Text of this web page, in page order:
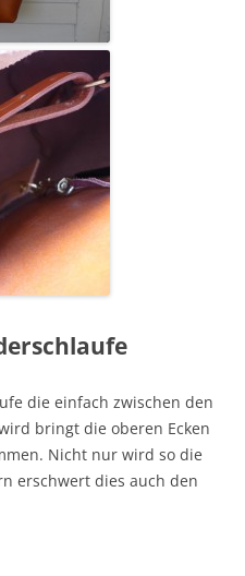
die einfach zwischen den
bringt die oberen Ecken
Nicht nur wird so die
erschwert dies auch den